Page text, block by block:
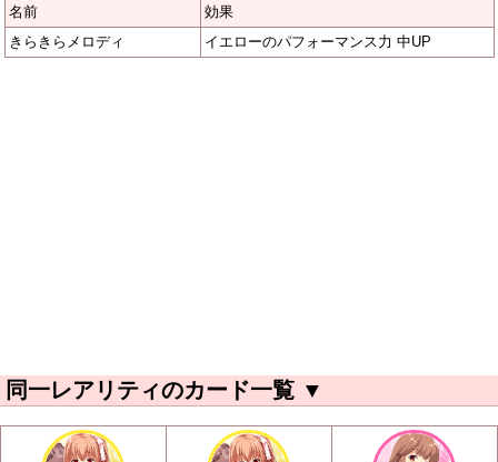
名前
効果
きらきらメロディ
イエローのパフォーマンス力 中UP
同一レアリティのカード一覧 ▼